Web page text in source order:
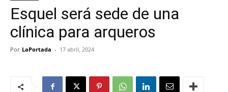
Esquel será sede de una
clínica para arqueros
Por LaPortada - 17 abril, 2024